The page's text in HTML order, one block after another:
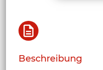
Beschreibung